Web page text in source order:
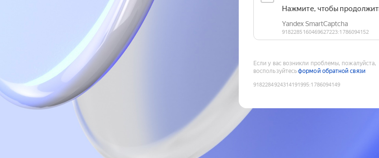
Если у вас возникли проблемы, пожалуйста,
воспользуйтесьформой обратной связи
9182284924314191995:1786094149